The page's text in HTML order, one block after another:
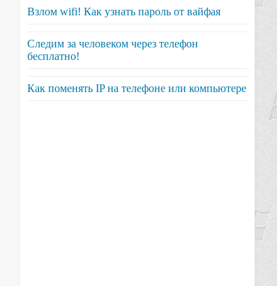
Взлом wifi! Как узнать пароль от вайфая
Следим за человеком через телефон
бесплатно!
Как поменять IP на телефоне или компьютере